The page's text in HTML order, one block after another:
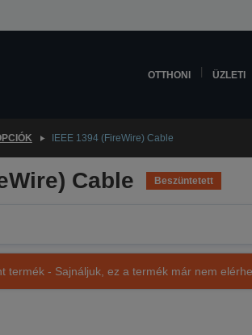
OTTHONI ÜZLETI
IEEE 1394 (FireWire) Cable
Cable Beszüntetett
termék - Sajnáljuk, ez a termék már nem